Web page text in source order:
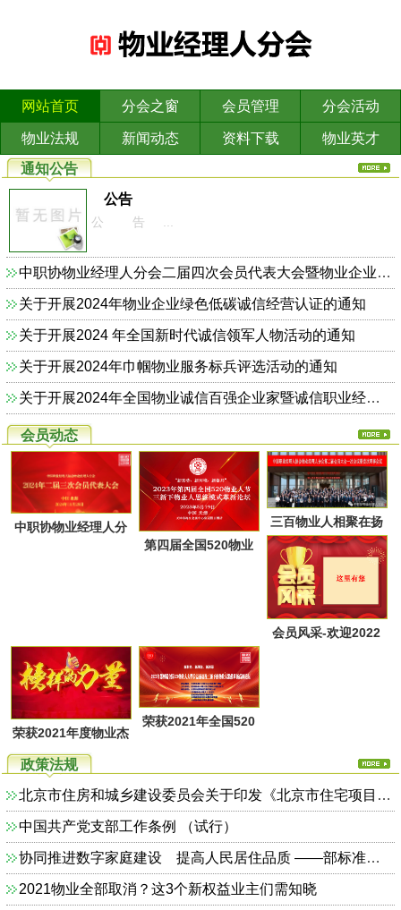
网站首页 分会之窗 会员管理 分会活动
物业法规 新闻动态 资料下载
物业英才
通知公告
公告
公 告 ...
中职协物业经理人分会二届四次会员代表大会暨物业企业依法合规诚信经营主题研讨会的通知
关于开展2024年物业企业绿色低碳诚信经营认证的通知
关于开展2024 年全国新时代诚信领军人物活动的通知
关于开展2024年巾帼物业服务标兵评选活动的通知
关于开展2024年全国物业诚信百强企业家暨诚信职业经理人的通知
会员动态
中职协物业经理人分
第四届全国520物业
三百物业人相聚在扬
州又一次共同点燃起
物业经理人分会的圣
火，开启了旅居养老
的融合新思路！
会员风采-欢迎2022
荣获2021年度物业杰
出职业经理人系列活
动评选名单
荣获2021年全国520
列评选名单
政策法规
北京市住房和城乡建设委员会关于印发《北京市住宅项目物业服务综合监管实施方案（试行）》的通知
中国共产党支部工作条例 （试行）
协同推进数字家庭建设 提高人民居住品质 ——部标准定额司相关负责人解读《关于加快发展数字家庭 提高居住品质的指导意见》
2021物业全部取消？这3个新权益业主们需知晓